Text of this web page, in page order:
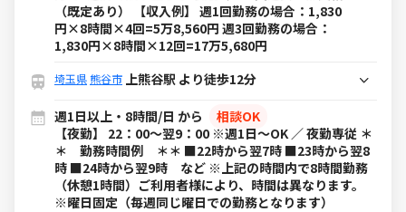
（既定あり） 【収入例】 週1回勤務の場合：1,830
円×8時間×4回=5万8,560円 週3回勤務の場合：
1,830円×8時間×12回=17万5,680円
埼玉県熊谷市 上熊谷駅 より徒歩12分
週1日以上・8時間/日 から
相談OK
【夜勤】 22：00～翌9：00 ※週1日～OK ／ 夜勤専従 ＊
＊ 勤務時間例 ＊＊ ■22時から翌7時 ■23時から翌8
時 ■24時から翌9時 など ※上記の時間内で8時間勤務
（休憩1時間）ご利用者様により、時間は異なります。
※曜日固定（毎週同じ曜日での勤務となります）